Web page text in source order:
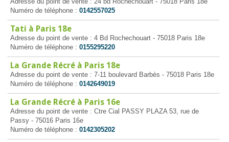
Numéro de téléphone : 0142557025
Tati à Paris 18e
Adresse du point de vente : 4 Bd Rochechouart - 75018 Paris 18e
Numéro de téléphone : 0155295220
La Grande Récré à Paris 18e
Adresse du point de vente : 7-11 boulevard Barbès - 75018 Paris 18e
Numéro de téléphone : 0142649019
La Grande Récré à Paris 16e
Adresse du point de vente : Ctre Cial PASSY PLAZA 53, rue de
Passy - 75016 Paris 16e
Numéro de téléphone : 0142305202